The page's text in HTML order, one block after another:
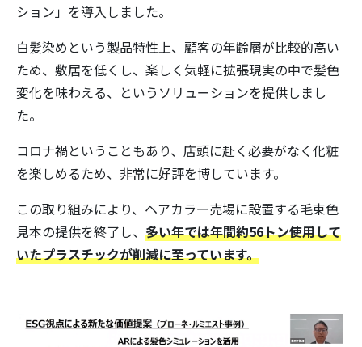
ション」を導入しました。
白髪染めという製品特性上、顧客の年齢層が比較的高い
ため、敷居を低くし、楽しく気軽に拡張現実の中で髪色
変化を味わえる、というソリューションを提供しまし
た。
コロナ禍ということもあり、店頭に赴く必要がなく化粧
を楽しめるため、非常に好評を博しています。
この取り組みにより、ヘアカラー売場に設置する毛束色
見本の提供を終了し、 多い年では年間約56トン使用して
いたプラスチックが削減に至っています。